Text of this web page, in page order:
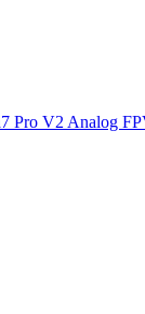
Pro V2 Analog